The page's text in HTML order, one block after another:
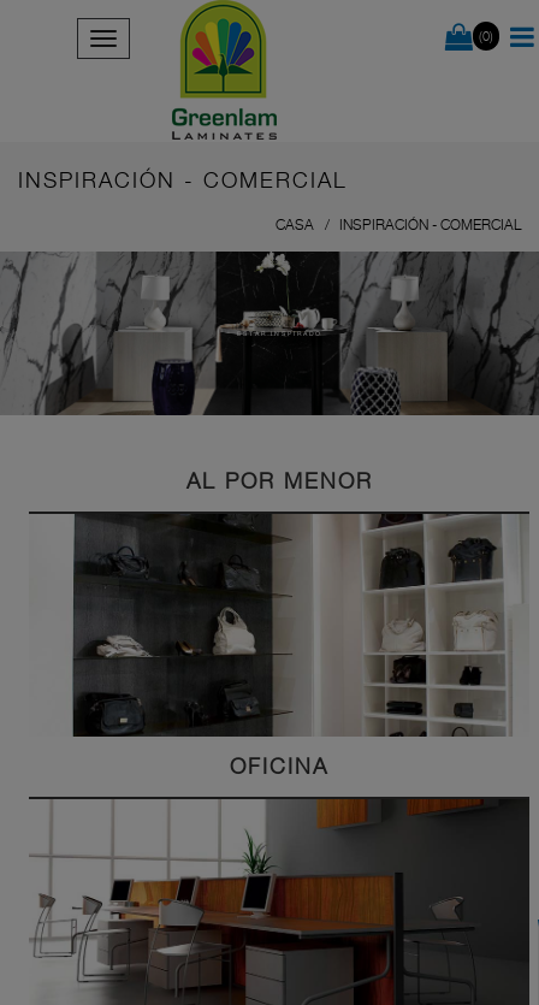
(0)
INSPIRACIÓN - COMERCIAL
CASA INSPIRACIÓN - COMERCIAL
ESTAR INSPIRADO
AL POR MENOR
OFICINA